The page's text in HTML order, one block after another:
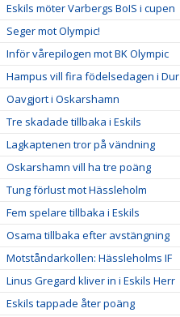
Eskils möter Varbergs BoIS i cupen
Seger mot Olympic!
Inför vårepilogen mot BK Olympic
Hampus vill fira födelsedagen i Dur
Oavgjort i Oskarshamn
Tre skadade tillbaka i Eskils
Lagkaptenen tror på vändning
Oskarshamn vill ha tre poäng
Tung förlust mot Hässleholm
Fem spelare tillbaka i Eskils
Osama tillbaka efter avstängning
Motståndarkollen: Hässleholms IF
Linus Gregard kliver in i Eskils Herr
Eskils tappade åter poäng